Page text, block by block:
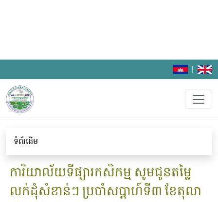
|
ទំព័រដើម
ការិយាល័យទីផ្សារកសិកម្ម សូមជូនតម្លៃ
លក់ដុំសំខាន់ៗ ប្រចាំសប្តាហ៍ទី៣ ខែតុលា